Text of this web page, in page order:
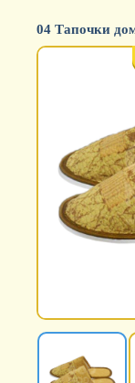
04 Тапочки